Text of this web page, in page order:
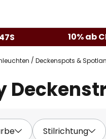
10% ab
Deckenspots &
Stilrichtung